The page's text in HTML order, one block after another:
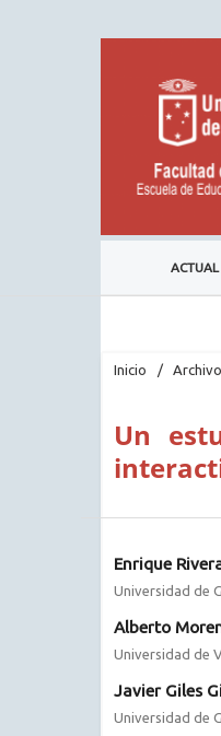
ACTUAL
Inicio /
Un
Enrique
Universidad de
Alberto
Universidad de
Javier Giles
Universidad de